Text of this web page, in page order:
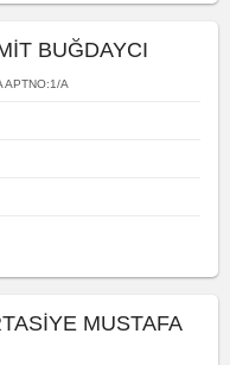
BUĞDAYCI
APTNO:1/A
MUSTAFA